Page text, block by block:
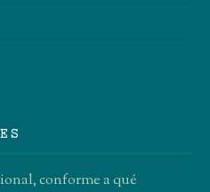
conforme a qué